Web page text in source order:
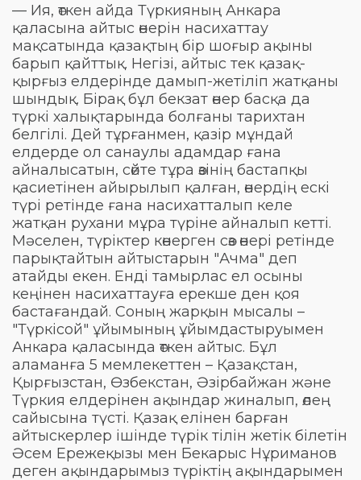
— Ия, өткен айда Түркияның Анкара
қаласына айтыс өнерін насихаттау
мақсатында қазақтың бір шоғыр ақыны
барып қайттық. Негізі, айтыс тек қазақ-
қырғыз елдерінде дамып-жетіліп жатқаны
шындық. Бірақ бұл бекзат өнер басқа да
түркі халықтарында болғаны тарихтан
белгілі. Дей тұрғанмен, қазір мұндай
елдерде ол санаулы адамдар ғана
айналысатын, сөйте тұра өзінің бастапқы
қасиетінен айырылып қалған, өнердің ескі
түрі ретінде ғана насихатталып келе
жатқан рухани мұра түріне айналып кетті.
Мәселен, түріктер көнерген сөз өнері ретінде
парықтайтын айтыстарын "Ачма" деп
атайды екен. Енді тамырлас ел осыны
кеңінен насихаттауға ерекше ден қоя
бастағандай. Соның жарқын мысалы –
"Түркісой" ұйымының ұйымдастыруымен
Анкара қаласында өткен айтыс. Бұл
аламанға 5 мемлекеттен – Қазақстан,
Қырғызстан, Өзбекстан, Әзірбайжан және
Түркия елдерінен ақындар жиналып, өлең
сайысына түсті. Қазақ елінен барған
айтыскерлер ішінде түрік тілін жетік білетін
Әсем Ережеқызы мен Бекарыс Нұриманов
деген ақындарымыз түріктің ақындарымен